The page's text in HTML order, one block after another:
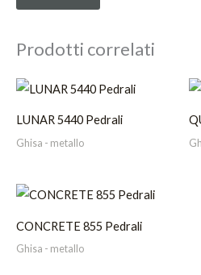
Prodotti correlati
LUNAR 5440 Pedrali
Ghisa - metallo
CONCRETE 855 Pedrali
Ghisa - metallo